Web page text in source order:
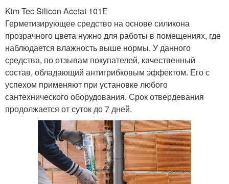
Kim Tec Silicon Acetat 101Е
Герметизирующее средство на основе силикона
прозрачного цвета нужно для работы в помещениях, где
наблюдается влажность выше нормы. У данного
средства, по отзывам покупателей, качественный
состав, обладающий антигрибковым эффектом. Его с
успехом применяют при установке любого
сантехнического оборудования. Срок отвердевания
продолжается от суток до 7 дней.